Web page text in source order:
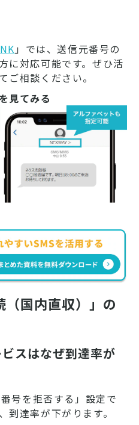
」では、送信元番号の
に対応可能です。ぜひ活
ご相談ください。
見てみる
（国内直収）」の
スはなぜ到達率が
号を拒否する」設定で
到達率が下がります。